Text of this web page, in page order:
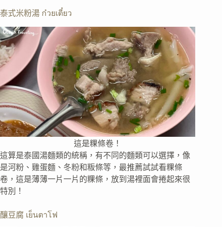
泰式米粉湯 ก๋วยเตี๋ยว
這是粿條卷！
這算是泰國湯麵類的統稱，有不同的麵類可以選擇，像
是河粉、雞蛋麵、冬粉和粄條等，最推薦試試看粿條
卷，這是薄薄一片一片的粿條，放到湯裡面會捲起來很
特別！
釀豆腐 เย็นตาโฟ